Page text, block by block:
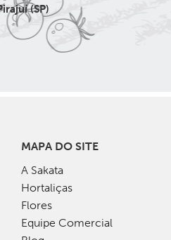
(SP)
MAPA DO SITE
A Sakata
Hortaliças
Flores
Equipe Comercial